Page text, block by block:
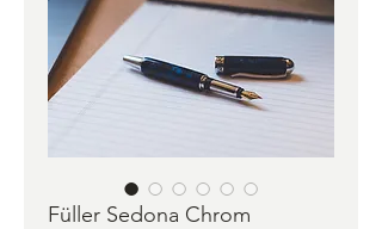
Füller Sedona Chrom